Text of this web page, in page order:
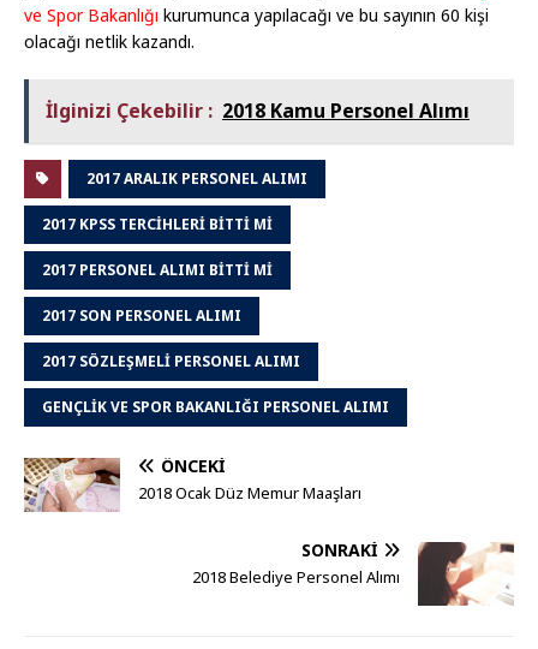
ve Spor Bakanlığı kurumunca yapılacağı ve bu sayının 60 kişi
olacağı netlik kazandı.
İlginizi Çekebilir : 2018 Kamu Personel Alımı
2017 ARALIK PERSONEL ALIMI
2017 KPSS TERCIHLERI BITTI MI
2017 PERSONEL ALIMI BITTI MI
2017 SON PERSONEL ALIMI
2017 SÖZLEŞMELI PERSONEL ALIMI
GENÇLIK VE SPOR BAKANLIĞI PERSONEL ALIMI
ÖNCEKI
2018 Ocak Düz Memur Maaşları
SONRAKI
2018 Belediye Personel Alımı